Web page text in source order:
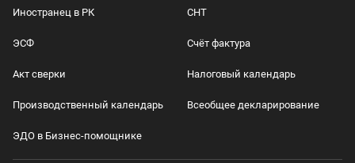
Иностранец в РК СНТ
ЭСФ Счёт фактура
Акт сверки Налоговый календарь
Производственный календарь Всеобщее декларирование
ЭДО в Бизнес-помощнике